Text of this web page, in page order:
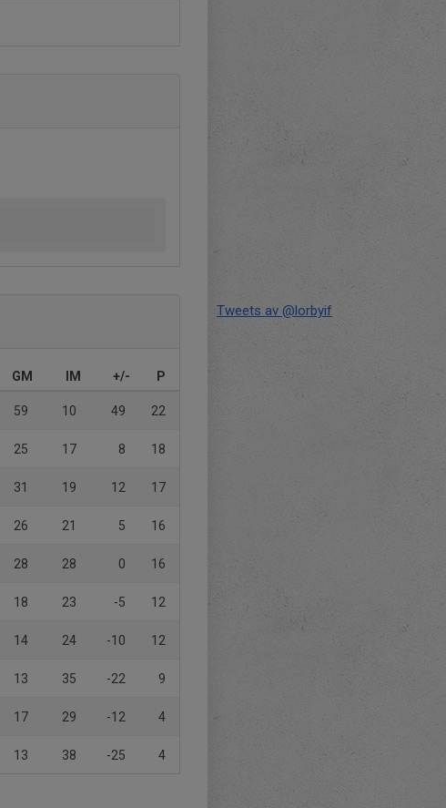
GM IM +/- P
59 10 49 22
25 17 8 18
31 19 12 17
26 21 5 16
28 28 0 16
18 23 -5 12
14 24 -10 12
13 35 -22 9
17 29 -12 4
13 38 -25 4
Tweets av @lorbyif